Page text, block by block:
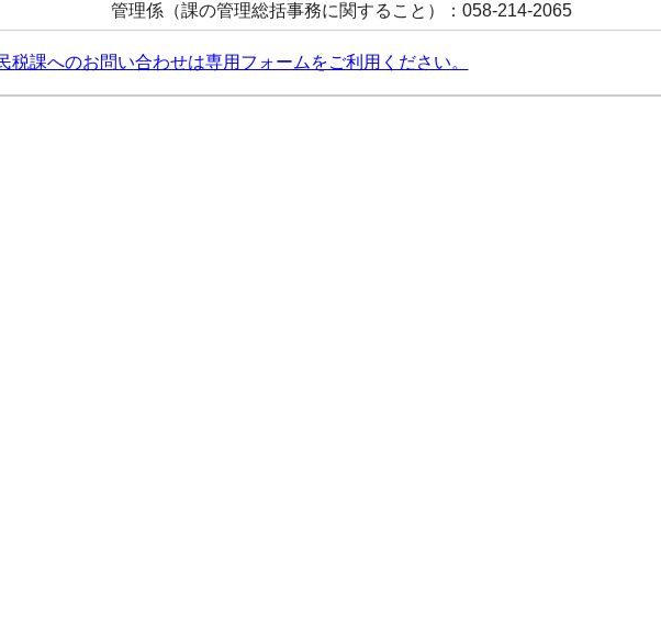
管理係（課の管理総括事務に関すること）：058-214-2065
税課へのお問い合わせは専用フォームをご利用ください。